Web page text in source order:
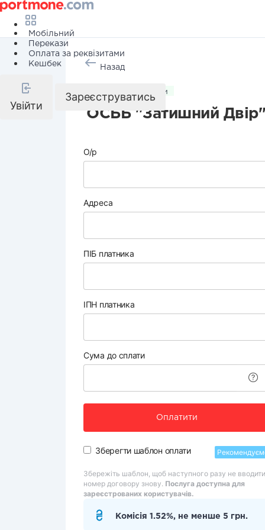
Мобільний
Перекази
Оплата за реквізитами
Кешбек
Увійти
Зареєструватись
Назад
Комунальні послуги
ОСББ "Затишний Двір"
О/р
Адреса
ПІБ платника
ІПН платника
Сума до сплати
Оплатити
Зберегти шаблон оплати
Збережіть шаблон, щоб наступного разу не вводити
номер договору знову. Послуга доступна для
зареєстрованих користувачів.
Комісія 1.52%, не менше 5 грн.